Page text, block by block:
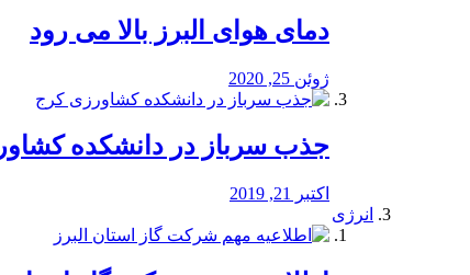
دمای هوای البرز بالا می رود
ژوئن 25, 2020
جذب سرباز در دانشکده
اکتبر 21, 2019
انرژی